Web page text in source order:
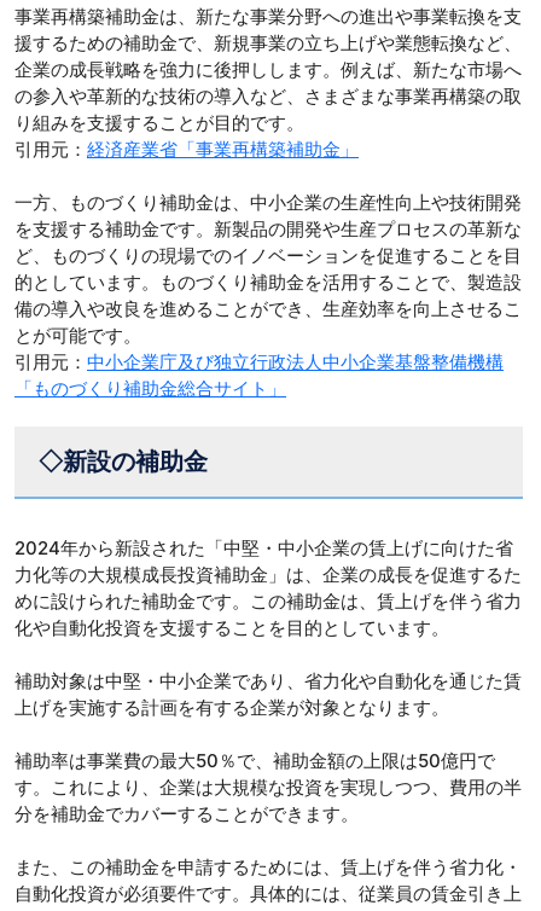
事業再構築補助金は、新たな事業分野への進出や事業転換を支
援するための補助金で、新規事業の立ち上げや業態転換など、
企業の成長戦略を強力に後押しします。例えば、新たな市場へ
の参入や革新的な技術の導入など、さまざまな事業再構築の取
り組みを支援することが目的です。
引用元： 経済産業省「事業再構築補助金」
一方、ものづくり補助金は、中小企業の生産性向上や技術開発
を支援する補助金です。新製品の開発や生産プロセスの革新な
ど、ものづくりの現場でのイノベーションを促進することを目
的としています。ものづくり補助金を活用することで、製造設
備の導入や改良を進めることができ、生産効率を向上させるこ
とが可能です。
引用元： 中小企業庁及び独立行政法人中小企業基盤整備機構
「ものづくり補助金総合サイト」
◇新設の補助金
2024年から新設された「中堅・中小企業の賃上げに向けた省
力化等の大規模成長投資補助金」は、企業の成長を促進するた
めに設けられた補助金です。この補助金は、賃上げを伴う省力
化や自動化投資を支援することを目的としています。
補助対象は中堅・中小企業であり、省力化や自動化を通じた賃
上げを実施する計画を有する企業が対象となります。
補助率は事業費の最大50％で、補助金額の上限は50億円で
す。これにより、企業は大規模な投資を実現しつつ、費用の半
分を補助金でカバーすることができます。
また、この補助金を申請するためには、賃上げを伴う省力化・
自動化投資が必須要件です。具体的には、従業員の賃金引き上